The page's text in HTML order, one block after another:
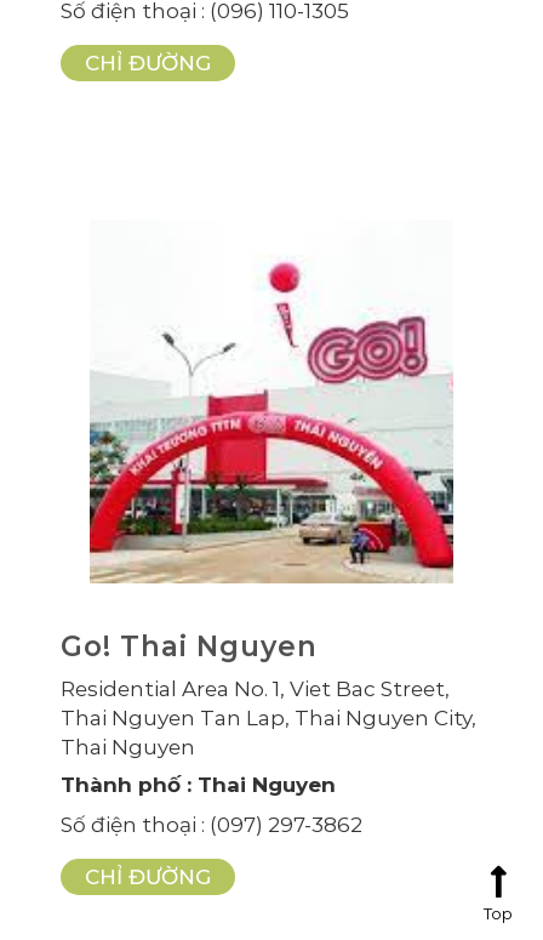
Số điện thoại : (096) 110-1305
CHỈ ĐƯỜNG
Go! Thai Nguyen
Residential Area No. 1, Viet Bac Street,
Thai Nguyen Tan Lap, Thai Nguyen City,
Thai Nguyen
Thành phố: Thai Nguyen
Số điện thoại : (097) 297-3862
CHỈ ĐƯỜNG
Top